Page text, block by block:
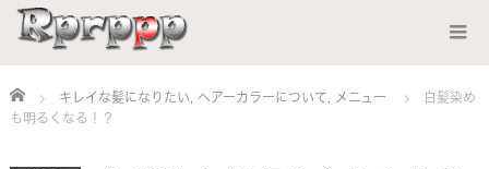
Home キレイな髪になりたい ヘアーカラーについて メニュー
白髪染め
も明るくなる！？